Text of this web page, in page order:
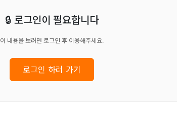
🔒 로그인이 필요합니다
이 내용을 보려면 로그인 후 이용해주세요.
로그인 하러 가기